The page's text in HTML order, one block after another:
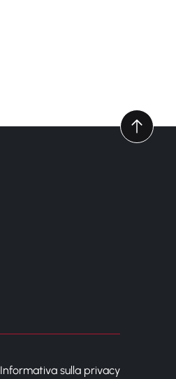
Informativa sulla privacy